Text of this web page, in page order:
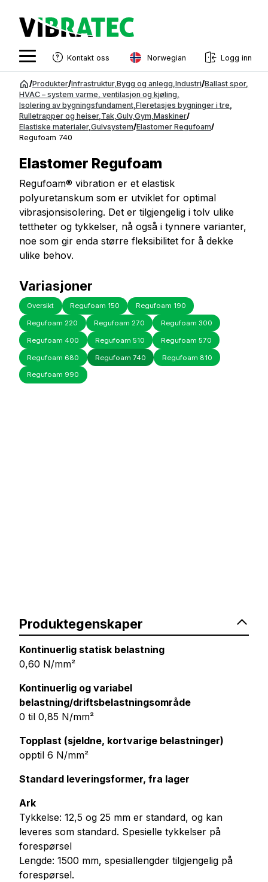
innhold
Kontakt oss Norwegian
English
Swedish
Norwegian
Estonian
Finnish
Danish
Logg inn
/Produkter/Infrastruktur, Bygg og anlegg Industri/Ballast spor,
HVAC – system varme, ventilasjon og kjøling
Isolering av bygningsfundament Fleretasjes bygninger i tre
Rulletrapper og heiser, Tak Gulv, Gym Maskiner/
Elastiske materialer, Gulvsystem/Elastomer Regufoam/
Regufoam 740
Elastomer Regufoam
Regufoam® vibration er et elastisk
polyuretanskum som er utviklet for optimal
vibrasjonsisolering. Det er tilgjengelig i tolv ulike
tettheter og tykkelser, nå også i tynnere varianter,
noe som gir enda større fleksibilitet for å dekke
ulike behov.
Variasjoner
Oversikt Regufoam 150 Regufoam 190
Regufoam 220 Regufoam 270 Regufoam 300
Regufoam 400 Regufoam 510 Regufoam 570
Regufoam 680 Regufoam 740 Regufoam 810
Regufoam 990
Produktegenskaper
Kontinuerlig statisk belastning
0,60 N/mm²
Kontinuerlig og variabel
belastning/driftsbelastningsområde
0 til 0,85 N/mm²
Topplast (sjeldne, kortvarige belastninger)
opptil 6 N/mm²
Standard leveringsformer, fra lager
Ark
Tykkelse: 12,5 og 25 mm er standard, og kan
leveres som standard. Spesielle tykkelser på
forespørsel
Lengde: 1500 mm, spesiallengder tilgjengelig på
forespørsel.